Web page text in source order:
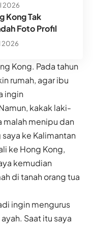
2026
Kong Tak
Foto Profil
2026
Kong. Pada tahun
rumah, agar ibu
ingin
kakak laki-
malah menipu dan
ke Kalimantan
ke Hong Kong,
kemudian
di tanah orang tua
ingin mengurus
Saat itu saya